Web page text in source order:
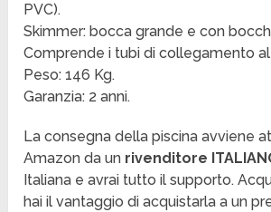
PVC).
Skimmer: bocca grande e con
Comprende i tubi di collegamento
Peso: 146 Kg.
Garanzia: 2 anni.
La consegna della piscina avviene
Amazon da un rivenditore
Italiana e avrai tutto il supporto.
hai il vantaggio di acquistarla a un